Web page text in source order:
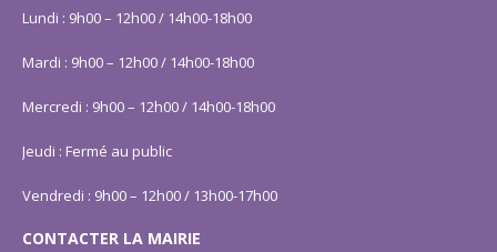
Lundi : 9h00 – 12h00 / 14h00-18h00
Mardi : 9h00 – 12h00 / 14h00-18h00
Mercredi : 9h00 – 12h00 / 14h00-18h00
Jeudi : Fermé au public
Vendredi : 9h00 – 12h00 / 13h00-17h00
CONTACTER LA MAIRIE